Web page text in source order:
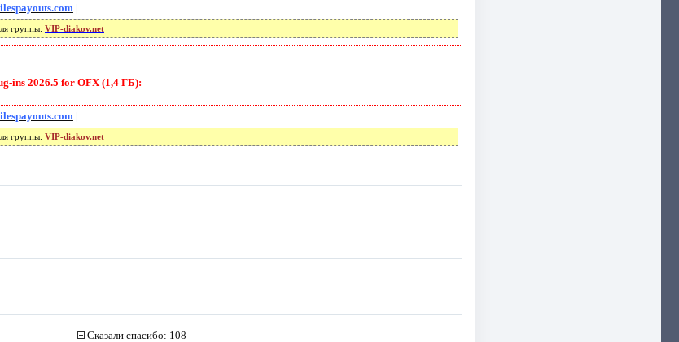
|
группы: VIP-diakov.net
ins 2026.5 for OFX (1,4 ГБ):
|
группы: VIP-diakov.net
Сказали спасибо: 108